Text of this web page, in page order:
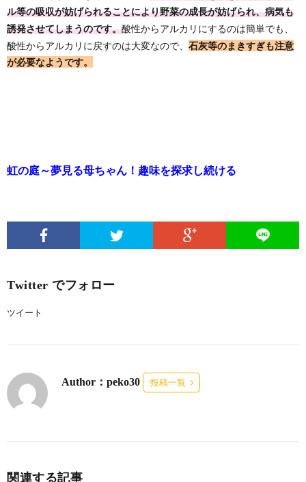
ル等の吸収が妨げられることにより野菜の成長が妨げられ、病気も
誘発させてしまうのです。酸性からアルカリにするのは簡単でも、
酸性からアルカリに戻すのは大変なので、 石灰等のまきすぎも注意
が必要なようです。
虹の庭～夢見る母ちゃん！趣味を探求し続ける
Twitter でフォロー
ツイート
Author：peko30 投稿一覧
関連する記事